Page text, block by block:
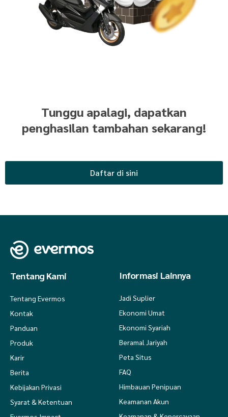
Tunggu apalagi, dapatkan
penghasilan tambahan sekarang!
Daftar di sini
Tentang Kami
Tentang Evermos
Kontak
Panduan
Produk
Karir
Berita
Kebijakan Privasi
Syarat & Ketentuan
Informasi Lainnya
Jadi Suplier
Ekonomi Umat
Ekonomi Syariah
Beramal Jariyah
Peta Situs
FAQ
Himbauan Penipuan
Keamanan Akun